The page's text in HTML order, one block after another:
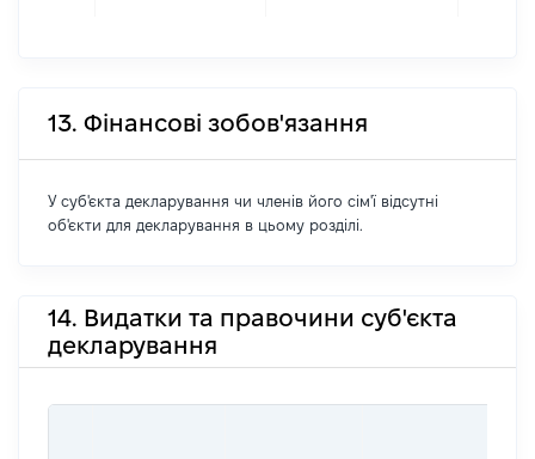
13. Фінансові зобов'язання
У суб'єкта декларування чи членів його сім'ї відсутні
об'єкти для декларування в цьому розділі.
14. Видатки та правочини суб'єкта
декларування